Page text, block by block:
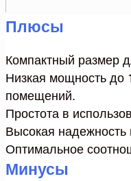
Плюсы
Компактный размер
Низкая мощность до
помещений.
Простота в
Высокая надежность
Оптимальное
Минусы